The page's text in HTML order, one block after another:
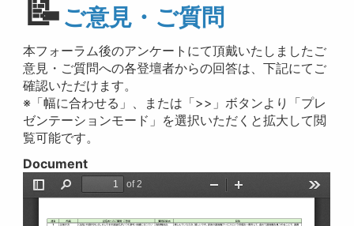
📝 ご意見・ご質問
本フォーラム後のアンケートにて頂戴いたしましたご
意見・ご質問への各登壇者からの回答は、下記にてご
確認いただけます。
※「幅に合わせる」、または「>>」ボタンより「プレ
ゼンテーションモード」を選択いただくと拡大して閲
覧可能です。
Document